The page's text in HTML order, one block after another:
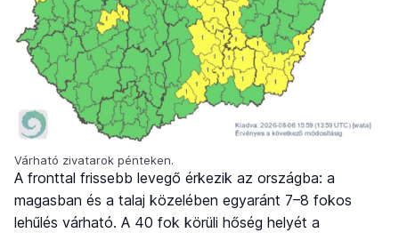
Várható zivatarok pénteken.
A fronttal frissebb levegő érkezik az országba: a
magasban és a talaj közelében egyaránt 7–8 fokos
lehűlés várható. A 40 fok körüli hőség helyét a